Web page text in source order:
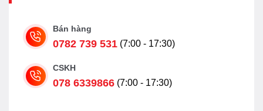
Bán hàng
0782 739 531 (7:00 - 17:30)
CSKH
078 6339866 (7:00 - 17:30)